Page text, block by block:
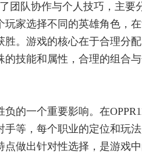
团队协作与个人技巧，主
玩家选择不同的英雄角色，
胜。游戏的核心在于合理分
技能和属性，合理的组合与
的一个重要影响。在
手等，每个职业的定位和玩
做出针对性选择，是游戏中